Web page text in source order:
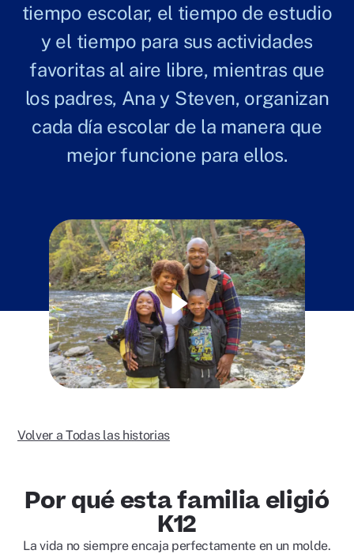
tiempo escolar, el tiempo de estudio
y el tiempo para sus actividades
favoritas al aire libre, mientras que
los padres, Ana y Steven, organizan
cada día escolar de la manera que
mejor funcione para ellos.
Reproducir
video
Volver a Todas las historias
Por qué esta familia eligió
K12
La vida no siempre encaja perfectamente en un molde.